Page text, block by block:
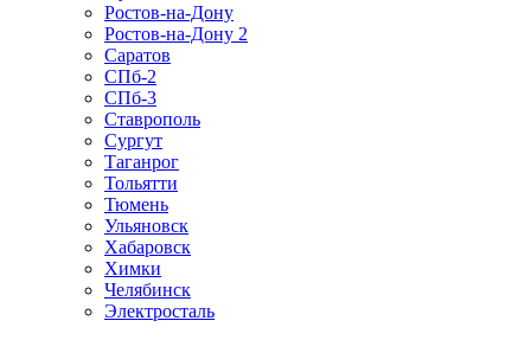
Ростов-на-Дону
Ростов-на-Дону 2
Саратов
СПб-2
СПб-3
Ставрополь
Сургут
Таганрог
Тольятти
Тюмень
Ульяновск
Хабаровск
Химки
Челябинск
Электросталь